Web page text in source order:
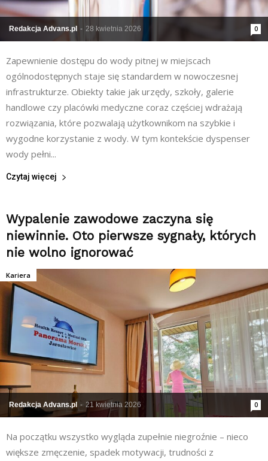
Redakcja Advans.pl - 28 kwietnia 2026 0
Zapewnienie dostępu do wody pitnej w miejscach
ogólnodostępnych staje się standardem w nowoczesnej
infrastrukturze. Obiekty takie jak urzędy, szkoły, galerie
handlowe czy placówki medyczne coraz częściej wdrażają
rozwiązania, które pozwalają użytkownikom na szybkie i
wygodne korzystanie z wody. W tym kontekście dyspenser
wody pełni...
Czytaj więcej
Wypalenie zawodowe zaczyna się
niewinnie. Oto pierwsze sygnały, których
nie wolno ignorować
Redakcja Advans.pl - 21 kwietnia 2026 0
Kariera
Na początku wszystko wygląda zupełnie niegroźnie – nieco
większe zmęczenie, spadek motywacji, trudności z